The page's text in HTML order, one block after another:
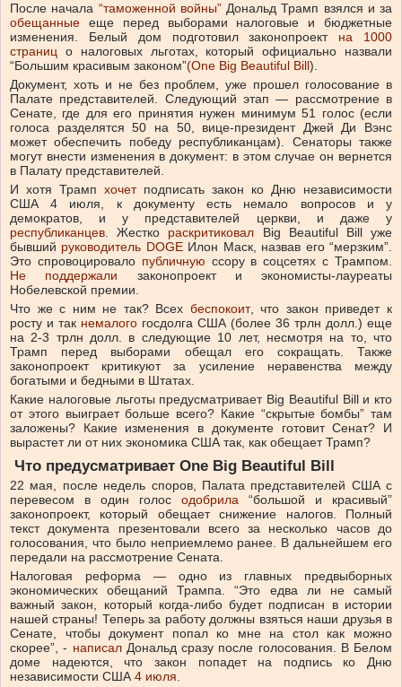
После начала “таможенной войны”Дональд Трамп взялся и за
обещанные еще перед выборами налоговые и бюджетные
изменения. Белый дом подготовил законопроект на 1000
страниц о налоговых льготах, который официально назвали
“Большим красивым законом”(One Big Beautiful Bill).
Документ, хоть и не без проблем, уже прошел голосование в
Палате представителей. Следующий этап — рассмотрение в
Сенате, где для его принятия нужен минимум 51 голос (если
голоса разделятся 50 на 50, вице-президент Джей Ди Вэнс
может обеспечить победу республиканцам). Сенаторы также
могут внести изменения в документ: в этом случае он вернется
в Палату представителей.
И хотя Трамп хочет подписать закон ко Дню независимости
США 4 июля, к документу есть немало вопросов и у
демократов, и у представителей церкви, и даже у
республиканцев. Жестко раскритиковал
Big Beautiful Bill уже
бывший руководитель DOGE Илон Маск, назвав его “мерзким”.
Это спровоцировало публичную ссору в соцсетях с Трампом.
Не поддержали
законопроект и экономисты-лауреаты
Нобелевской премии.
Что же с ним не так? Всех беспокоит, что закон приведет к
росту и так немалого госдолга США (более 36 трлн долл.) еще
на 2-3 трлн долл. в следующие 10 лет, несмотря на то, что
Трамп перед выборами обещал его сокращать. Также
законопроект критикуют за усиление неравенства между
богатыми и бедными в Штатах.
Какие налоговые льготы предусматривает Big Beautiful Bill и кто
от этого выиграет больше всего? Какие “скрытые бомбы” там
заложены? Какие изменения в документе готовит Сенат? И
вырастет ли от них экономика США так, как обещает Трамп?
Что предусматривает One Big Beautiful Bill
22 мая, после недель споров, Палата представителей США с
перевесом в один голос
одобрила
“большой и красивый”
законопроект, который обещает снижение налогов. Полный
текст документа презентовали всего за несколько часов до
голосования, что было неприемлемо ранее. В дальнейшем его
передали на рассмотрение Сената.
Налоговая реформа — одно из главных предвыборных
экономических обещаний Трампа. “Это едва ли не самый
важный закон, который когда-либо будет подписан в истории
нашей страны! Теперь за работу должны взяться наши друзья в
Сенате, чтобы документ попал ко мне на стол как можно
скорее”, - написал Дональд сразу после голосования. В Белом
доме надеются, что закон попадет на подпись ко Дню
независимости США 4 июля.